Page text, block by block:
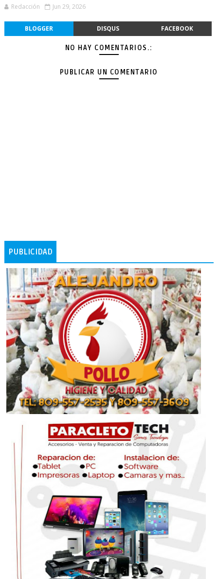
Redacción Jun 29, 2026
BLOGGER DISQUS FACEBOOK
NO HAY COMENTARIOS.:
PUBLICAR UN COMENTARIO
PUBLICIDAD